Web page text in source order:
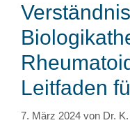
Leitfaden
7. März 2024 von Dr.